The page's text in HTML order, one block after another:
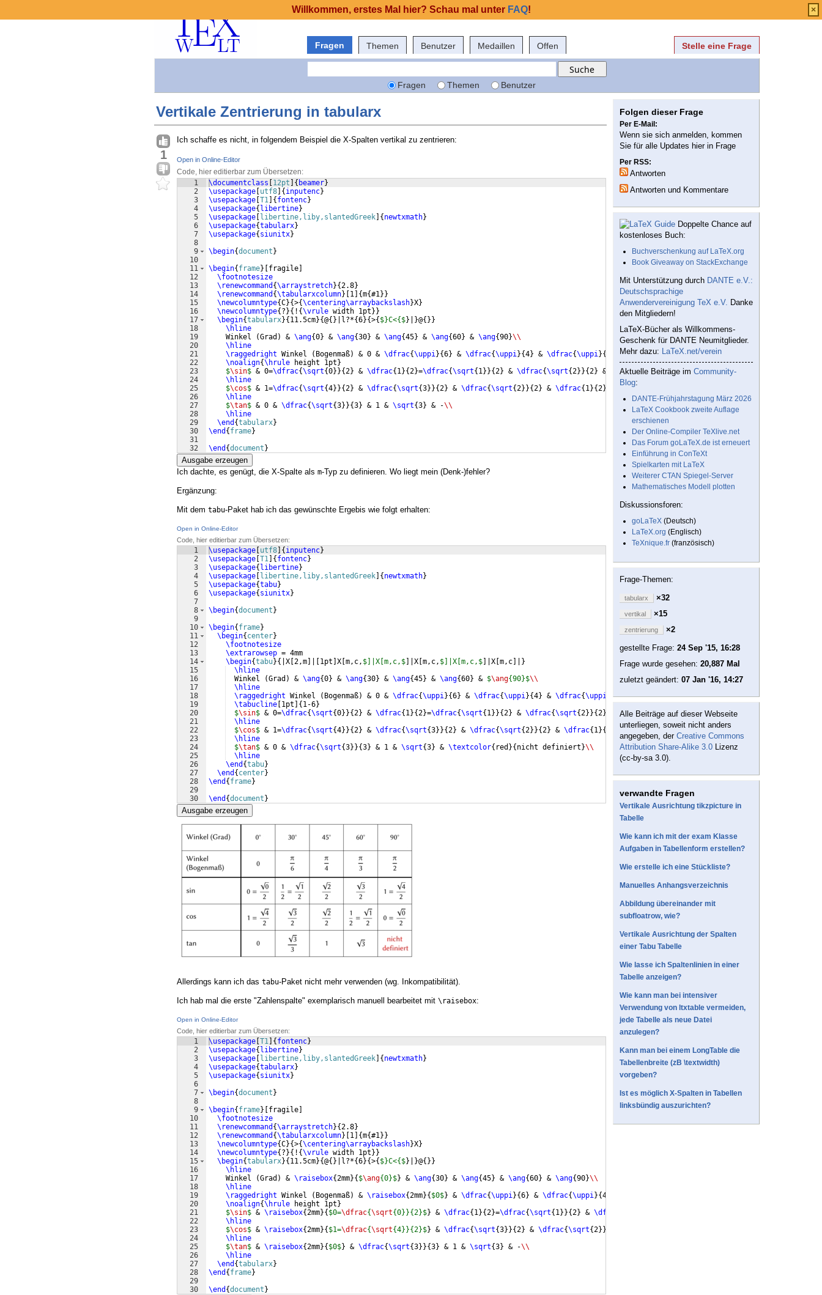
Fragen Themen Benutzer Medaillen Offen Stelle eine Frage
Fragen Themen Benutzer
Vertikale Zentrierung in tabularx
1
Ich schaffe es nicht, in folgendem Beispiel die X-Spalten vertikal zu zentrieren:
Open in Online-Editor
Code, hier editierbar zum Übersetzen:
1
2
3
4
5
6
7
8
9
10
11
12
13
14
15
16
17
18
19
20
21
22
23
24
25
26
27
28
29
30
31
32
\documentclass 12pt { beamer}
\usepackage utf8 { inputenc}
\usepackage T1 { fontenc}
\usepackage{ libertine}
\usepackage
libertine,liby,slantedGreek { newtxmath}
\usepackage{tabularx}
\usepackage{ siunitx}
\begin{document }
\begin{ frame} fragile
\footnotesize
\renewcommand {\arraystretch}{2.8}
\renewcommand {\tabularxcolumn} 1 {m{#1}}
\newcolumntype{C}{>{\centering\arraybackslash}X}
\newcolumntype{ ? }{ ! {\vrule width 1pt }}
\begin{tabularx}{ 11.5cm}{@{ } |l?*{6}{>{ $}C<{$} }@{ }}
\hline
    Winkel
(Grad ) & \ang{0} & \ang{30} & \ang{45} & \ang{60} & \ang{90}\\
\hline
\raggedright Winkel ( Bogenmaß) & 0 & \dfrac{\uppi}{6} & \dfrac{\uppi}{4} & \dfrac{\uppi}{ & \dfrac{\uppi}{ 2}\\
\noalign{\hrule height 1pt }
$\sin$ & 0=\dfrac{\sqrt{0}}{2} & \dfrac{ 1}{2}=\dfrac{\sqrt{ 1}}{2} & \dfrac{\sqrt{2}}{2} & \dfrac{ \sqrt{3}}{2} & 1=\dfrac
\hline
$\cos$ & 1=\dfrac{\sqrt{4}}{2} & \dfrac{\sqrt{3}}{2} & \dfrac{\sqrt{2}}{2} & \dfrac{ 1}{2} \dfrac
\hline
$\tan$ & 0 & \dfrac{\sqrt{3}}{3} & 1 & \sqrt{3} & -\\
\hline
\end {tabularx}
\end { frame}
\end {document }
Ausgabe erzeugen
Ich dachte, es genügt, die X-Spalte als m-Typ zu definieren. Wo liegt mein (Denk-)fehler?
Ergänzung:
Mit dem tabu-Paket hab ich das gewünschte Ergebis wie folgt erhalten:
Open in Online-Editor
Code, hier editierbar zum Übersetzen:
1
2
3
4
5
6
7
8
9
10
11
12
13
14
15
16
17
18
19
20
21
22
23
24
25
26
27
28
29
30
\usepackage utf8 { inputenc}
\usepackage T1 { fontenc}
\usepackage{ libertine}
\usepackage
libertine,liby,slantedGreek { newtxmath}
\usepackage{tabu}
\usepackage{ siunitx}
\begin{document }
\begin{ frame}
\begin{ center}
\footnotesize
\extrarowsep = 4mm
\begin{tabu}{ |X 2,m 1pt X m,c, $]|X[m,c,$ |X m,c, $]|X[m,c,$ |X m,c
}
\hline
  Winkel
(Grad ) & \ang{0} & \ang{30} & \ang{45} & \ang{60} & $\ang{90}$\\
\hline
\raggedright Winkel ( Bogenmaß) & 0 & \dfrac{\uppi}{6} & \dfrac{\uppi}{4} & \dfrac{\uppi {3} & $\dfrac{\uppi}{2}$\\
\tabucline 1pt { 1-6}
$\sin$ & 0=\dfrac{\sqrt{0}}{2} & \dfrac{ 1}{2}=\dfrac{\sqrt{ 1}}{2} & \dfrac{\sqrt{2}}{2} \dfrac{\sqrt{3 }}{2} & $1=\dfrac
\hline
$\cos$ & 1=\dfrac{\sqrt{4}}{2} & \dfrac{\sqrt{3}}{2} & \dfrac{\sqrt{2}}{2} & \dfrac{ 1}{ \dfrac{\sqrt{1}} {2} & $0= \dfrac
\hline
$\tan$ & 0 & \dfrac{\sqrt{3}}{3} & 1 & \sqrt{3} & \textcolor{ red }{ nicht definiert }\\
\hline
\end {tabu}
\end { center}
\end { frame}
\end {document }
Ausgabe erzeugen
Allerdings kann ich das tabu-Paket nicht mehr verwenden (wg. Inkompatibilität).
Ich hab mal die erste "Zahlenspalte" exemplarisch manuell bearbeitet mit \raisebox:
Open in Online-Editor
Code, hier editierbar zum Übersetzen:
1
2
3
4
5
6
7
8
9
10
11
12
13
14
15
16
17
18
19
20
21
22
23
24
25
26
27
28
29
30
\usepackage T1 { fontenc}
\usepackage{ libertine}
\usepackage
libertine,liby,slantedGreek { newtxmath}
\usepackage{tabularx}
\usepackage{ siunitx}
\begin{document }
\begin{ frame} fragile
\footnotesize
\renewcommand {\arraystretch}{2.8}
\renewcommand {\tabularxcolumn} 1 {m{#1}}
\newcolumntype{C}{>{\centering\arraybackslash}X}
\newcolumntype{ ? }{ ! {\vrule width 1pt }}
\begin{tabularx}{ 11.5cm}{@{ } |l?*{6}{>{ $}C<{$} }@{ }}
\hline
    Winkel
(Grad ) & \raisebox{2mm}{ $\ang{0}$} & \ang{30} & \ang{45} & \ang{60} & \ang{90}\\
\hline
\raggedright Winkel ( Bogenmaß) & \raisebox{2mm}{ $0$} & \dfrac{\uppi}{6} & \dfrac{\uppi}{4
\noalign{\hrule height 1pt }
$\sin$ & \raisebox{2mm}{ $0=\dfrac{\sqrt{0}}{2}$} & \dfrac{ 1}{2}=\dfrac{\sqrt{ 1}}{2} & \dfrac
\hline
$\cos$ & \raisebox{2mm}{ $1=\dfrac{\sqrt{4}}{2}$} & \dfrac{\sqrt{3}}{2} & \dfrac{\sqrt{2}}
\hline
$\tan$ & \raisebox{2mm}{ $0$} & \dfrac{\sqrt{3}}{3} & 1 & \sqrt{3} & -\\
\hline
\end {tabularx}
\end { frame}
\end {document }
Folgen dieser Frage
Per E-Mail:
Wenn sie sich anmelden, kommen
Sie für alle Updates hier in Frage
Per RSS:
Antworten
Antworten und Kommentare
Doppelte Chance auf
kostenloses Buch:
Buchverschenkung auf LaTeX.org
Book Giveaway on StackExchange
Mit Unterstützung durch DANTE e.V.:
Deutschsprachige
Anwendervereinigung TeX e.V. Danke
den Mitgliedern!
LaTeX-Bücher als Willkommens-
Geschenk für DANTE Neumitglieder.
Mehr dazu: LaTeX.net/verein
Aktuelle Beiträge im Community-
Blog:
DANTE-Frühjahrstagung März 2026
LaTeX Cookbook zweite Auflage
erschienen
Der Online-Compiler TeXlive.net
Das Forum goLaTeX.de ist erneuert
Einführung in ConTeXt
Spielkarten mit LaTeX
Weiterer CTAN Spiegel-Server
Mathematisches Modell plotten
Diskussionsforen:
goLaTeX (Deutsch)
LaTeX.org (Englisch)
TeXnique.fr (französisch)
Frage-Themen:
tabularx ×32
vertikal ×15
zentrierung
×2
gestellte Frage: 24 Sep '15, 16:28
Frage wurde gesehen: 20,887 Mal
zuletzt geändert: 07 Jan '16, 14:27
Alle Beiträge auf dieser Webseite
unterliegen, soweit nicht anders
angegeben, der Creative Commons
Attribution Share-Alike 3.0 Lizenz
(cc-by-sa 3.0).
verwandte Fragen
Vertikale Ausrichtung tikzpicture in
Tabelle
Wie kann ich mit der exam Klasse
Aufgaben in Tabellenform erstellen?
Wie erstelle ich eine Stückliste?
Manuelles Anhangsverzeichnis
Abbildung übereinander mit
subfloatrow, wie?
Vertikale Ausrichtung der Spalten
einer Tabu Tabelle
Wie lasse ich Spaltenlinien in einer
Tabelle anzeigen?
Wie kann man bei intensiver
Verwendung von ltxtable vermeiden,
jede Tabelle als neue Datei
anzulegen?
Kann man bei einem LongTable die
Tabellenbreite (zB \textwidth)
vorgeben?
Ist es möglich X-Spalten in Tabellen
linksbündig auszurichten?
Willkommen, erstes Mal hier? Schau mal unter FAQ! ×